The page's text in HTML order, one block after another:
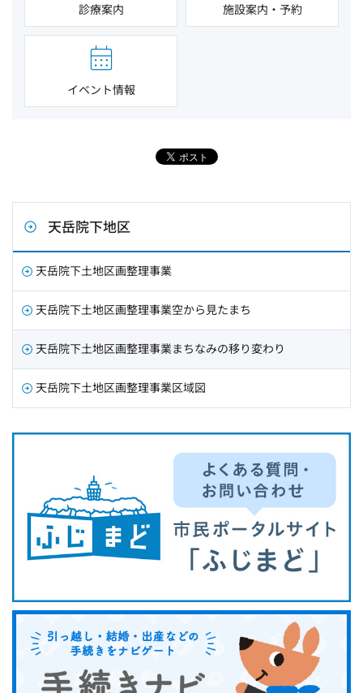
診療案内 施設案内・予約
イベント情報
天岳院下地区
天岳院下土地区画整理事業
天岳院下土地区画整理事業空から見たまち
天岳院下土地区画整理事業まちなみの移り変わり
天岳院下土地区画整理事業区域図